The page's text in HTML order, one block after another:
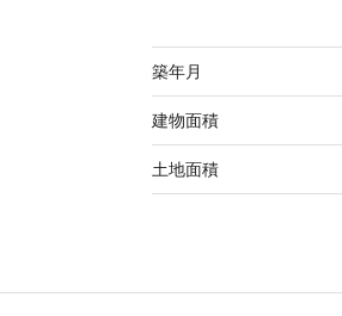
築年月
建物面積
土地面積